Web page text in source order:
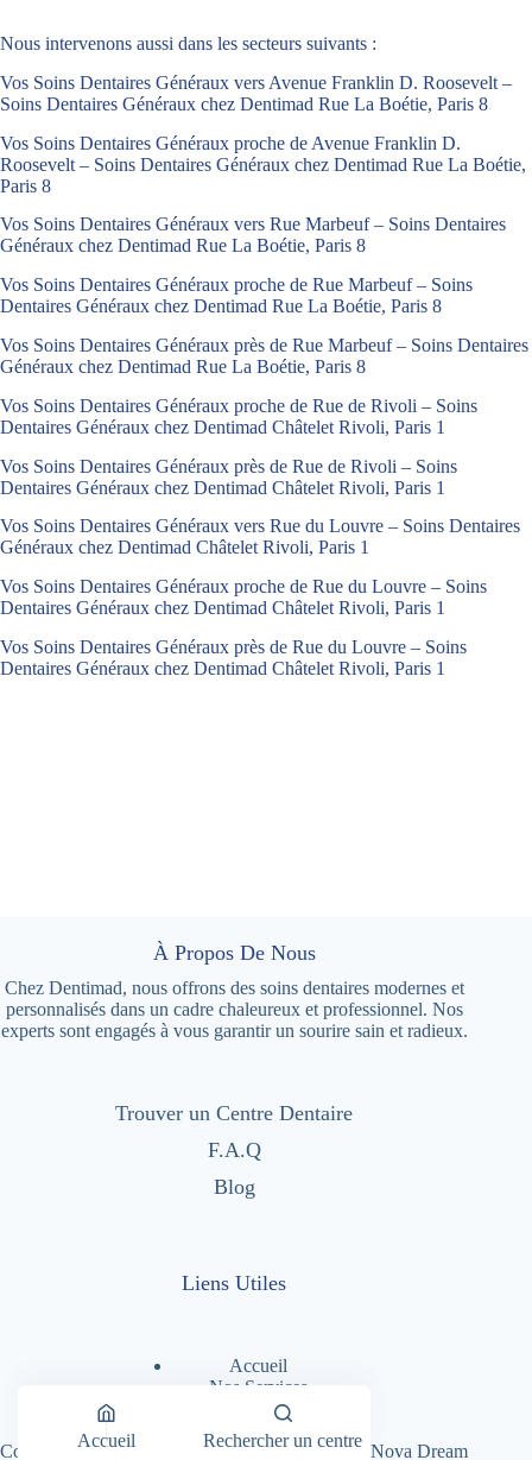
Nous intervenons aussi dans les secteurs suivants :
Vos Soins Dentaires Généraux vers Avenue Franklin D. Roosevelt –
Soins Dentaires Généraux chez Dentimad Rue La Boétie, Paris 8
Vos Soins Dentaires Généraux proche de Avenue Franklin D.
Roosevelt – Soins Dentaires Généraux chez Dentimad Rue La Boétie,
Paris 8
Vos Soins Dentaires Généraux vers Rue Marbeuf – Soins Dentaires
Généraux chez Dentimad Rue La Boétie, Paris 8
Vos Soins Dentaires Généraux proche de Rue Marbeuf – Soins
Dentaires Généraux chez Dentimad Rue La Boétie, Paris 8
Vos Soins Dentaires Généraux près de Rue Marbeuf – Soins Dentaires
Généraux chez Dentimad Rue La Boétie, Paris 8
Vos Soins Dentaires Généraux proche de Rue de Rivoli – Soins
Dentaires Généraux chez Dentimad Châtelet Rivoli, Paris 1
Vos Soins Dentaires Généraux près de Rue de Rivoli – Soins
Dentaires Généraux chez Dentimad Châtelet Rivoli, Paris 1
Vos Soins Dentaires Généraux vers Rue du Louvre – Soins Dentaires
Généraux chez Dentimad Châtelet Rivoli, Paris 1
Vos Soins Dentaires Généraux proche de Rue du Louvre – Soins
Dentaires Généraux chez Dentimad Châtelet Rivoli, Paris 1
Vos Soins Dentaires Généraux près de Rue du Louvre – Soins
Dentaires Généraux chez Dentimad Châtelet Rivoli, Paris 1
À Propos De Nous
Chez Dentimad, nous offrons des soins dentaires modernes et
personnalisés dans un cadre chaleureux et professionnel. Nos
experts sont engagés à vous garantir un sourire sain et radieux.
Trouver un Centre Dentaire
F.A.Q
Blog
Liens Utiles
Accueil
Nos Services
Nos Centres Dentaires
A Propos
Copyright © 2026 - Dentimad |Création Site par Nova Dream
Accueil Rechercher un centre